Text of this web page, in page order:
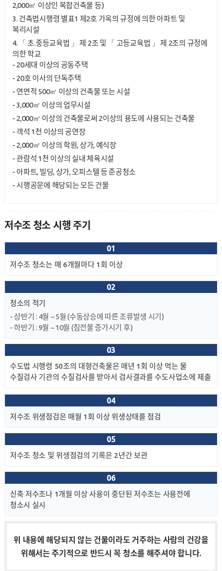
2,000㎡ 이상인 복합건축물 등)
3. 건축법시행령 별표1 제2호 가옥의 규정에 의한 아파트 및
복리시설
4. 「 초.중등교육법 」 제 2조 및 「 고등교육법 」 제 2조의 규정에
의한 학교
- 20세대 이상의 공동주택
- 20호 이사의 단독주택
- 연면적 500㎡ 이상의 건축물 또는 시설
- 3,000㎡ 이상의 업무시설
- 2,000㎡ 이상의 건축물로써 2이상의 용도에 사용되는 건축물
- 객석 1천 이상의 공연장
- 2,000㎡ 이상의 학원, 상가, 예식장
- 관람석 1천 이상의 실내 체육시설
- 아파트, 빌딩, 상가, 오피스텔 등 준공청소
- 시행공문에 해당되는 모든 건물
저수조 청소 시행 주기
01
저수조 청소는 매 6개월마다 1회 이상
02
청소의 적기
- 상반기 : 4월 ~ 5월 (수동상승에 따른 조류발생 시기)
- 하반기 : 9월 ~ 10월 (침전물 증가시기 후)
03
수도법 시행령 50조의 대형건축물은 매년 1회 이상 먹는물
수질검사 기관의 수질검사를 받아서 검사결과를 수도사업소에 제출
04
저수조 위생점검은 매월 1회 이상 위생상태를 점검
05
저수조 청소 및 위생점검의 기록은 2년간 보관
06
신축 저수조나 1개월 이상 사용이 중단된 저수조는 사용전에
청소시 실시
위 내용에 해당되지 않는 건물이라도 거주하는 사람의 건강을
위해서는주기적으로 반드시 꼭 청소를 해주셔야 합니다.